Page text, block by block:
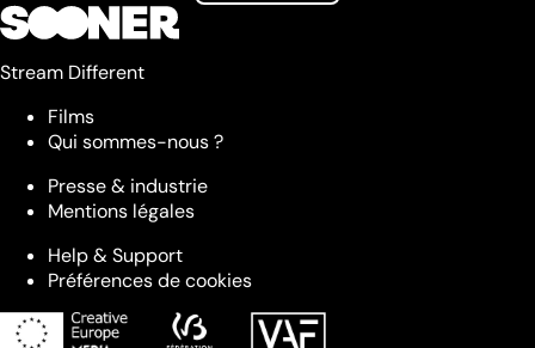
Stream Different
Films
Qui sommes-nous ?
Presse & industrie
Mentions légales
Help & Support
Préférences de cookies